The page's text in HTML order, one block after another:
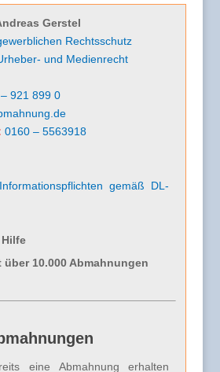
Gerstel
Rechtsschutz
und Medienrecht
921 899 0
0160 – 5563918
gemäß DL-
über 10.000 Abmahnungen
eine Abmahnung erhalten